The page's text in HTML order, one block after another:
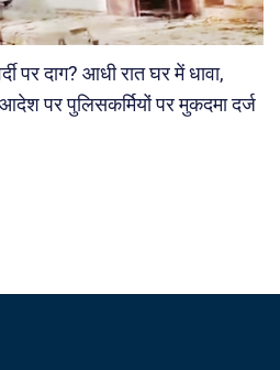
पर दाग? आधी रात घर में धावा,
पर पुलिसकर्मियों पर मुकदमा दर्ज